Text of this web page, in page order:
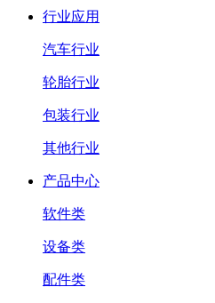
行业应用
汽车行业
轮胎行业
包装行业
其他行业
产品中心
软件类
设备类
配件类